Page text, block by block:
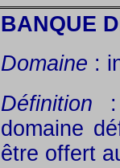
BANQUE
Domaine :
Définition :
domaine
être offert